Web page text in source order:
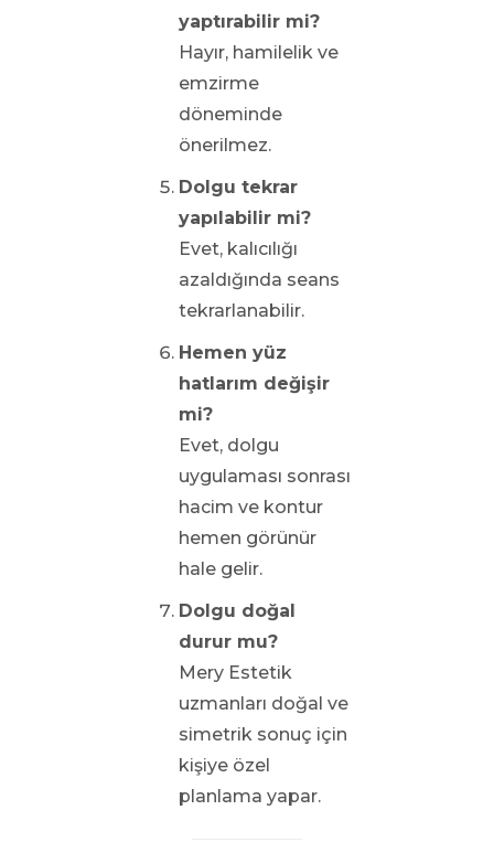
yaptırabilir mi?
Hayır, hamilelik ve
emzirme
döneminde
önerilmez.
Dolgu tekrar
yapılabilir mi?
Evet, kalıcılığı
azaldığında seans
tekrarlanabilir.
Hemen yüz
hatlarım değişir
mi?
Evet, dolgu
uygulaması sonrası
hacim ve kontur
hemen görünür
hale gelir.
Dolgu doğal
durur mu?
Mery Estetik
uzmanları doğal ve
simetrik sonuç için
kişiye özel
planlama yapar.